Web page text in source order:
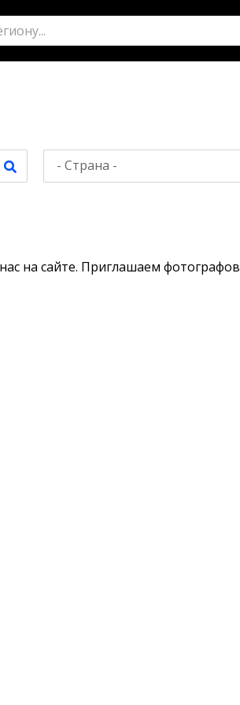
на сайте. Приглашаем фотографов